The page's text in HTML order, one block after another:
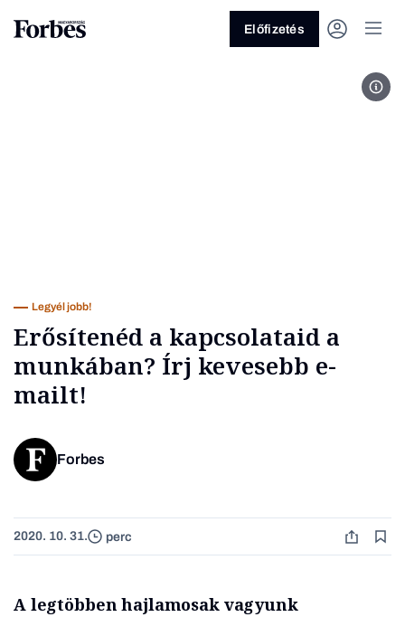
Üzlet
Előfizetés
Legyél jobb!
Erősítenéd a kapcsolataid a
munkában? Írj kevesebb e-
mailt!
Forbes
2020. 10. 31. perc
A legtöbben hajlamosak vagyunk